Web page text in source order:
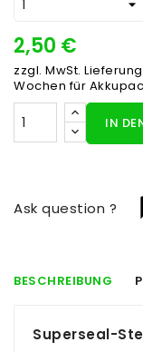
2,50 €
zzgl. MwSt.
Wochen für
IN
Ask question ?
BESCHREIBUNG
Superseal-